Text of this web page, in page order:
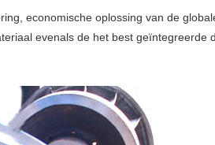
economische oplossing van de
evenals de het best geïntegreerde